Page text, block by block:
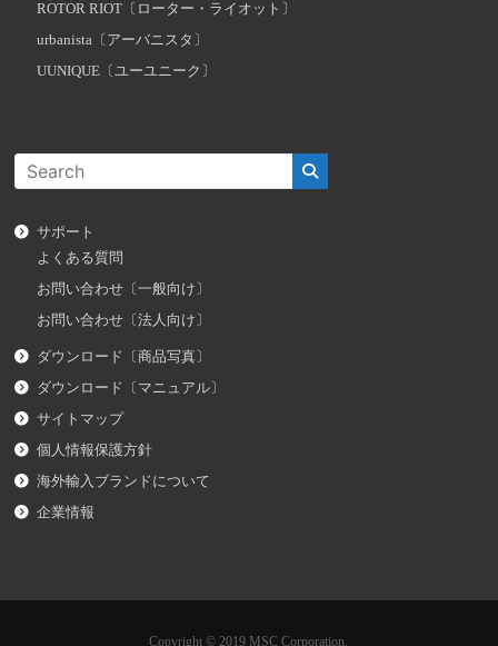
ROTOR RIOT〔ローター・ライオット〕
urbanista〔アーバニスタ〕
UUNIQUE〔ユーユニーク〕
サポート
よくある質問
お問い合わせ〔一般向け〕
お問い合わせ〔法人向け〕
ダウンロード〔商品写真〕
ダウンロード〔マニュアル〕
サイトマップ
個人情報保護方針
海外輸入ブランドについて
企業情報
Copyright © 2019 MSC Corporation.